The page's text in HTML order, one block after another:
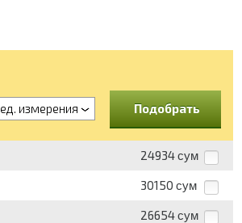
ед. измерения Подобрать
24934 сум
30150 сум
26654 сум